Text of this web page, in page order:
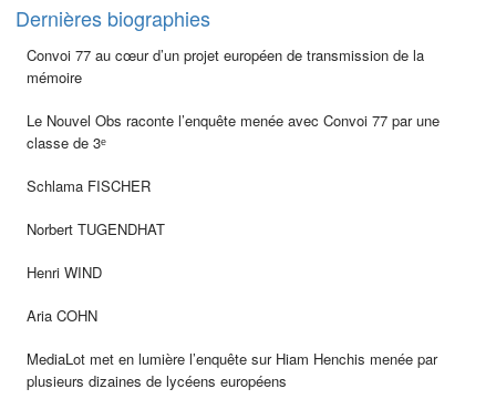
Dernières biographies
Convoi 77 au cœur d’un projet européen de transmission de la
mémoire
Le Nouvel Obs raconte l’enquête menée avec Convoi 77 par une
classe de 3ᵉ
Schlama FISCHER
Norbert TUGENDHAT
Henri WIND
Aria COHN
MediaLot met en lumière l’enquête sur Hiam Henchis menée par
plusieurs dizaines de lycéens européens